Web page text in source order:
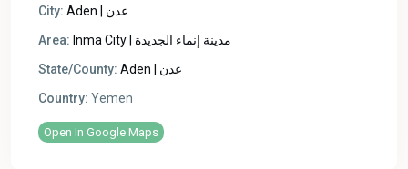
City:
Aden | عدن
Area:
Inma City | مدينة إنماء الجديدة
State/County:
Aden | عدن
Country: Yemen
Open In Google Maps